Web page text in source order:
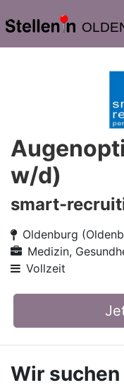
w/d)
smart-
Oldenburg
Medizin,
Vollzeit
Wir